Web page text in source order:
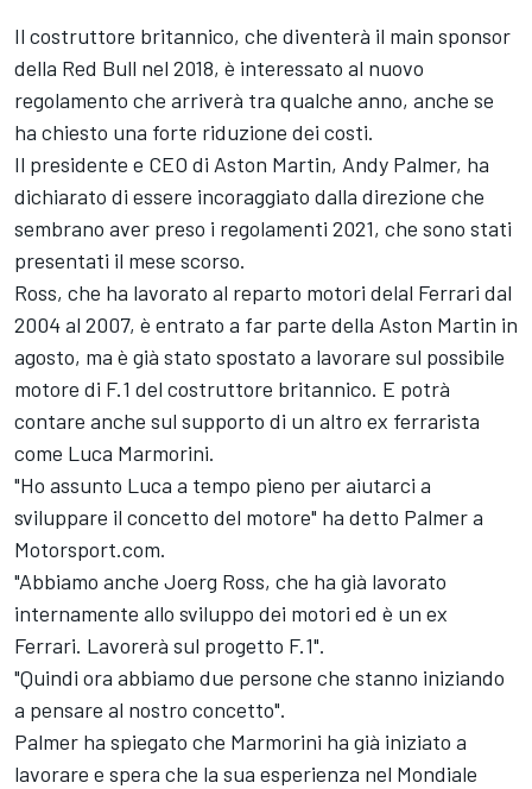
Il costruttore britannico, che diventerà il main sponsor
della Red Bull nel 2018, è interessato al nuovo
regolamento che arriverà tra qualche anno, anche se
ha chiesto una forte riduzione dei costi.
Il presidente e CEO di Aston Martin, Andy Palmer, ha
dichiarato di essere incoraggiato dalla direzione che
sembrano aver preso i regolamenti 2021, che sono stati
presentati il mese scorso.
Ross, che ha lavorato al reparto motori delal Ferrari dal
2004 al 2007, è entrato a far parte della Aston Martin in
agosto, ma è già stato spostato a lavorare sul possibile
motore di F.1 del costruttore britannico. E potrà
contare anche sul supporto di un altro ex ferrarista
come Luca Marmorini.
"Ho assunto Luca a tempo pieno per aiutarci a
sviluppare il concetto del motore" ha detto Palmer a
Motorsport.com.
"Abbiamo anche Joerg Ross, che ha già lavorato
internamente allo sviluppo dei motori ed è un ex
Ferrari. Lavorerà sul progetto F.1".
"Quindi ora abbiamo due persone che stanno iniziando
a pensare al nostro concetto".
Palmer ha spiegato che Marmorini ha già iniziato a
lavorare e spera che la sua esperienza nel Mondiale